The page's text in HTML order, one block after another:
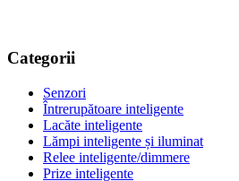
Categorii
Senzori
Întrerupătoare inteligente
Lacăte inteligente
Lămpi inteligente și iluminat
Relee inteligente/dimmere
Prize inteligente